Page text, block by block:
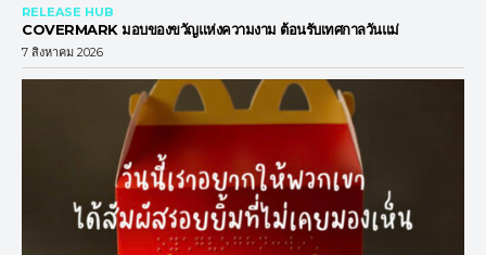
RELEASE HUB
COVERMARK มอบของขวัญแห่งความงาม ต้อนรับเทศกาลวันแม่
7 สิงหาคม 2026